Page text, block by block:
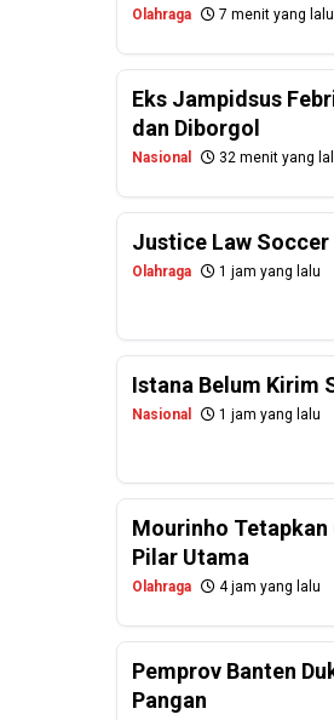
Olahraga 7 menit yang lalu
Eks Jampidsus
dan Diborgol
Nasional 32 menit yang
Justice Law Soccer
Olahraga 1 jam yang lalu
Istana Belum Kirim
Nasional 1 jam yang lalu
Mourinho
Pilar Utama
Olahraga 4 jam yang lalu
Pemprov Banten
Pangan